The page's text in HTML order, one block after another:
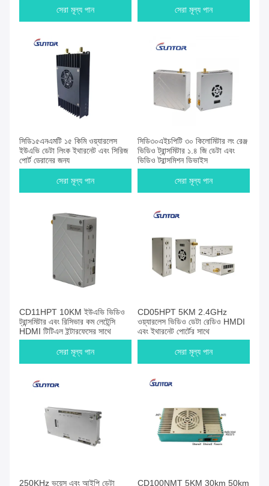
সেরা মূল্য পান সেরা মূল্য পান
সিডি১৫এনএমটি ১৫ কিমি ওয়্যারলেস
ইউএভি ডেটা লিংক ইথারনেট এবং সিরিজ
পোর্ট ড্রোনের জন্য
সেরা মূল্য পান
সিডি৩০এইচপিটি ৩০ কিলোমিটার লং রেঞ্জ
ভিডিও ট্রান্সমিটার ১.৪ জি ডেটা এবং
ভিডিও ট্রান্সমিশন ডিভাইস
সেরা মূল্য পান
CD11HPT 10KM ইউএভি ভিডিও
ট্রান্সমিটার এবং রিসিভার কম লেটেন্সি
HDMI টিটিএল ইন্টারফেসের সাথে
সেরা মূল্য পান
CD05HPT 5KM 2.4GHz
ওয়্যারলেস ভিডিও ডেটা রেডিও HMDI
এবং ইথারনেট পোর্টের সাথে
সেরা মূল্য পান
250KHz ভয়েস এবং আইপি ডেটা
CD100NMT 5KM 30km 50km